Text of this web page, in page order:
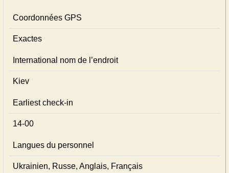
Coordonnées GPS
Exactes
International nom de l’endroit
Kiev
Earliest check-in
14-00
Langues du personnel
Ukrainien, Russe, Anglais, Français